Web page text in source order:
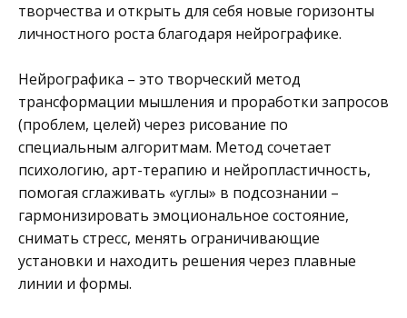
творчества и открыть для себя новые горизонты
личностного роста благодаря нейрографике.
Нейрографика – это творческий метод
трансформации мышления и проработки запросов
(проблем, целей) через рисование по
специальным алгоритмам. Метод сочетает
психологию, арт-терапию и нейропластичность,
помогая сглаживать «углы» в подсознании –
гармонизировать эмоциональное состояние,
снимать стресс, менять ограничивающие
установки и находить решения через плавные
линии и формы.